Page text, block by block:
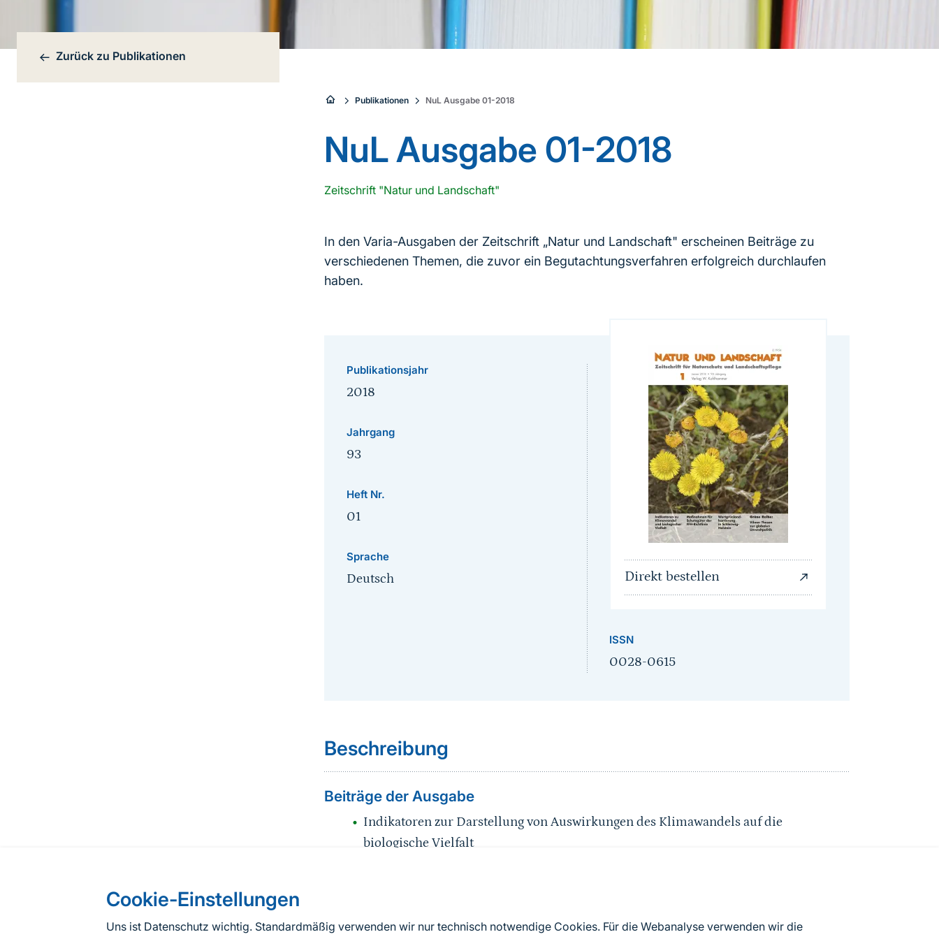
Cookie-Einstellungen
Uns ist Datenschutz wichtig. Standardmäßig verwenden wir nur technisch notwendige Cookies. Für die Webanalyse verwenden wir die
Bereichsnavigation
Zurück zu Publikationen
Sie
sind
hier:
Publikationen NuL Ausgabe 01-2018
NuL Ausgabe 01-2018
Zeitschrift "Natur und Landschaft"
In den Varia-Ausgaben der Zeitschrift „Natur und Landschaft" erscheinen Beiträge zu
verschiedenen Themen, die zuvor ein Begutachtungsverfahren erfolgreich durchlaufen
haben.
Publikationsjahr
2018
Jahrgang
93
Heft Nr.
01
Sprache
Deutsch Direkt bestellen
ISSN
0028-0615
Beschreibung
Beiträge der Ausgabe
Indikatoren zur Darstellung von Auswirkungen des Klimawandels auf die
biologische Vielfalt